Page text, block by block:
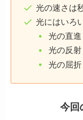
光の速さは
光にはいろ
光の直進
光の反射
光の屈
今回